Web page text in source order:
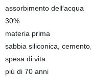
assorbimento dell′acqua
30%
materia prima
sabbia siliconica,
spesa di vita
più di 70 anni